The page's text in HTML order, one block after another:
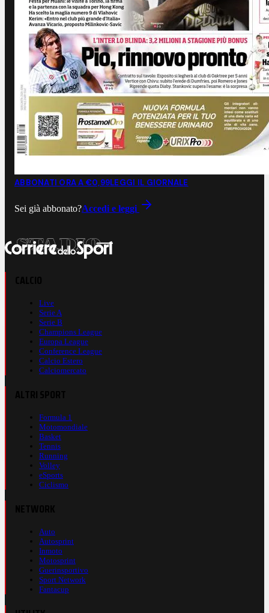
ABBONATI ORA A €0,99LEGGI IL GIORNALE
Sei già abbonato?Accedi e leggi
Live
Serie A
Serie B
Champions League
Europa League
Conference League
Calcio Estero
Calciomercato
Formula 1
Motomondiale
Basket
Tennis
Running
Volley
eSports
Ciclismo
Auto
Autosprint
Inmoto
Motosprint
Guerinsportivo
Sport Network
Fantacup